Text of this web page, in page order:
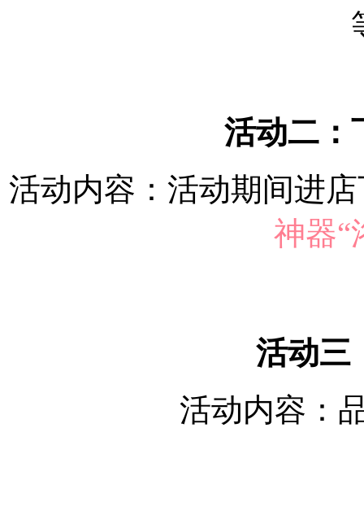
活动二：
活动内容：活动期间进
神器“
活动三
活动内容：